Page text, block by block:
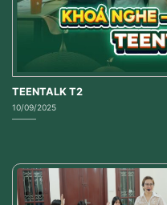
TEENTALK T2
10/09/2025